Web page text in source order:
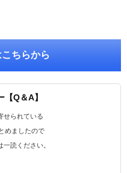
ちらから
Q＆A】
せられている
めましたので
一読ください。